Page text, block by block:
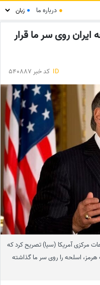
● درباره ما ●
روی سر ما قرار
ID کد خبر 540887
مرکزی آمریکا (سیا) تصریح کرد که
هرمز، اسلحه را روی سر ما گذاشته